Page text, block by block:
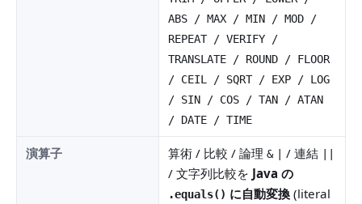
ABS / MAX / MIN / MOD /
REPEAT / VERIFY /
TRANSLATE / ROUND / FLOOR
/ CEIL / SQRT / EXP / LOG
/ SIN / COS / TAN / ATAN
/ DATE / TIME
演算子 算術 / 比較 / 論理& | / 連結 ||
/ 文字列比較を Java の
.equals() に自動変換 (literal